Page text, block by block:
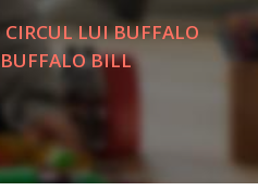
CIRCUL LUI BUFFALO
BILL